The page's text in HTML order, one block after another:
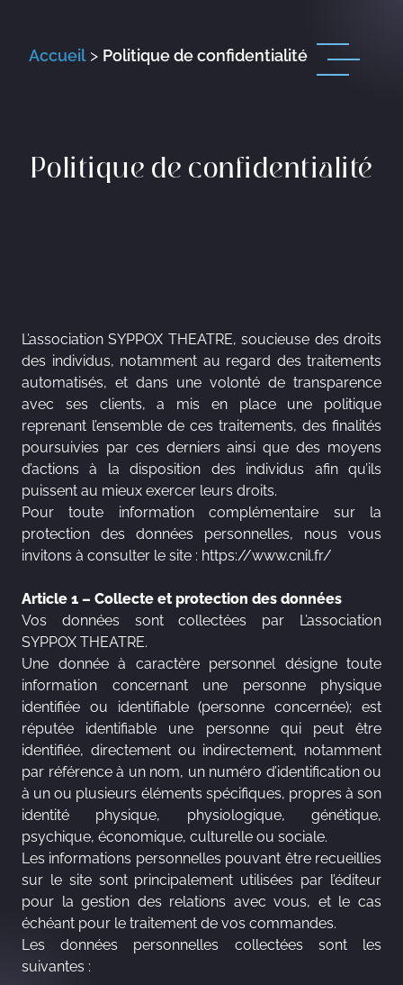
Accueil> Politique de confidentialité
Politique de confidentialité
L’association SYPPOX THEATRE, soucieuse des droits
des individus, notamment au regard des traitements
automatisés, et dans une volonté de transparence
avec ses clients, a mis en place une politique
reprenant l’ensemble de ces traitements, des finalités
poursuivies par ces derniers ainsi que des moyens
d’actions à la disposition des individus afin qu’ils
puissent au mieux exercer leurs droits.
Pour toute information complémentaire sur la
protection des données personnelles, nous vous
invitons à consulter le site : https://www.cnil.fr/
Article 1 – Collecte et protection des données
Vos données sont collectées par L’association
SYPPOX THEATRE.
Une donnée à caractère personnel désigne toute
information concernant une personne physique
identifiée ou identifiable (personne concernée); est
réputée identifiable une personne qui peut être
identifiée, directement ou indirectement, notamment
par référence à un nom, un numéro d’identification ou
à un ou plusieurs éléments spécifiques, propres à son
identité physique, physiologique, génétique,
psychique, économique, culturelle ou sociale.
Les informations personnelles pouvant être recueillies
sur le site sont principalement utilisées par l’éditeur
pour la gestion des relations avec vous, et le cas
échéant pour le traitement de vos commandes.
Les données personnelles collectées sont les
suivantes :